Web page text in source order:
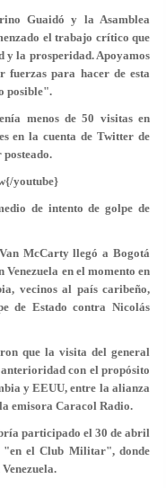
Guaidó y la Asamblea
el trabajo crítico que
y la prosperidad. Apoyamos
fuerzas para hacer de esta
posible".
menos de 50 visitas en
en la cuenta de Twitter de
posteado.
youtube}
de intento de golpe de
McCarty llegó a Bogotá
en el momento en
vecinos al país caribeño,
de Estado contra Nicolás
que la visita del general
con el propósito
y EEUU, entre la alianza
emisora Caracol Radio.
participado el 30 de abril
"en el Club Militar", donde